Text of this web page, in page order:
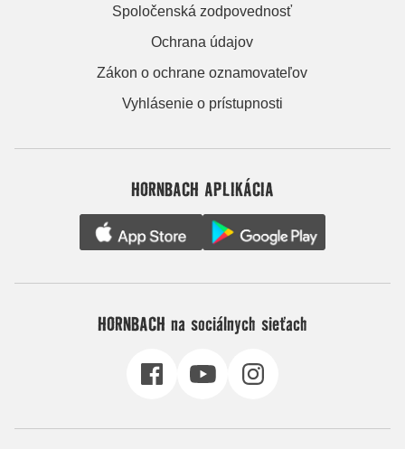
Spoločenská zodpovednosť
Ochrana údajov
Zákon o ochrane oznamovateľov
Vyhlásenie o prístupnosti
HORNBACH APLIKÁCIA
HORNBACH na sociálnych sieťach